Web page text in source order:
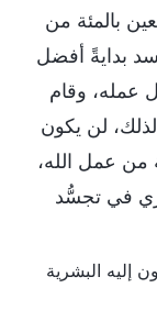
بالمئة من
بدايةً أفضل
عمله، وقام
لن يكون
من عمل الله،
في تجسُّد
تكون إليه البشرية